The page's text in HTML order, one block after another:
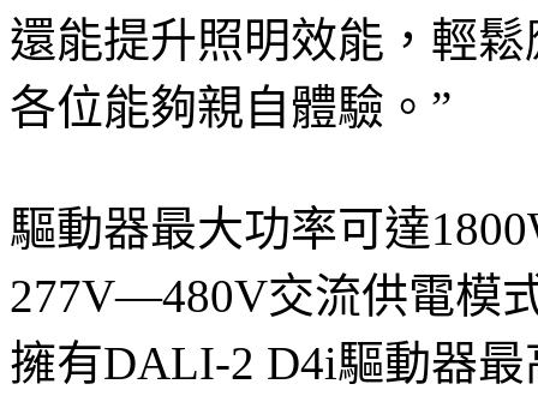
還能提升照明效能，輕
各位能夠親自體驗。”
驅動器最大功率可達
277V—480V交流供電模
擁有DALI-2 D4i驅動器